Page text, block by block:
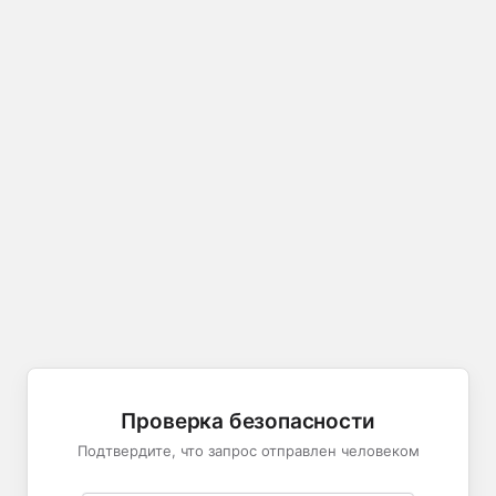
Проверка безопасности
Подтвердите, что запрос отправлен человеком